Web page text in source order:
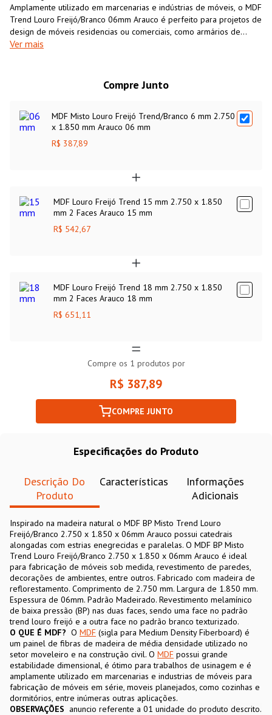
Amplamente utilizado em marcenarias e indústrias de móveis, o MDF
Trend Louro Freijó/Branco 06mm Arauco é perfeito para projetos de
design de móveis residencias ou comerciais, como armários de
cozinha, closets, revestimento de paredes, entre outros. É um
opção ecológicamente sustentável, fabricado 100% com madeira de
florestas cultivadas para essa finalidade.
Ver mais
Compre Junto
MDF Misto Louro Freijó Trend/Branco 6 mm 2.750
x 1.850 mm Arauco 06 mm
R$ 387,89
MDF Louro Freijó Trend 15 mm 2.750 x 1.850
mm 2 Faces Arauco 15 mm
R$ 542,67
MDF Louro Freijó Trend 18 mm 2.750 x 1.850
mm 2 Faces Arauco 18 mm
R$ 651,11
Compre os 1 produtos por
R$ 387,89
COMPRE JUNTO
Especificações do Produto
Descrição Do
Produto
Características
Informações
Adicionais
Inspirado na madeira natural o MDF BP Misto Trend Louro
Freijó/Branco 2.750 x 1.850 x 06mm Arauco possui catedrais
alongadas com estrias enegrecidas e paralelas. O MDF BP Misto
Trend Louro Freijó/Branco 2.750 x 1.850 x 06mm Arauco é ideal
para fabricação de móveis sob medida, revestimento de paredes,
decorações de ambientes, entre outros. Fabricado com madeira de
reflorestamento. Comprimento de 2.750 mm. Largura de 1.850 mm.
Espessura de 06mm. Padrão Madeirado. Revestimento melamínico
de baixa pressão (BP) nas duas faces, sendo uma face no padrão
trend louro freijó e a outra face no padrão branco texturizado.
O QUE É MDF? O MDF (sigla para Medium Density Fiberboard) é
um painel de fibras de madeira de média densidade utilizado no
setor moveleiro e na construção civil. O MDF possui grande
estabilidade dimensional, é ótimo para trabalhos de usinagem e é
amplamente utilizado em marcenarias e industrias de móveis para
fabricação de móveis em série, moveis planejados, como cozinhas e
dormitórios, entre inúmeras outras aplicações.
OBSERVAÇÕES anuncio referente a 01 unidade do produto descrito.